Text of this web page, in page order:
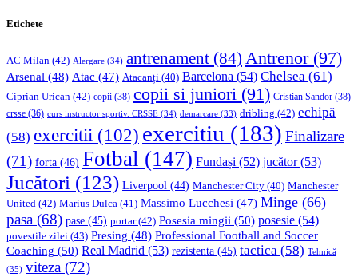
Etichete
AC Milan (42) Alergare (34) antrenament (84) Antrenor(97)
Arsenal (48) Atac (47) Atacanți (40) Barcelona (54) Chelsea (61)
Ciprian Urican (42) copii (38) copii si juniori (91) Cristian Sandor (38)
crsse (36) curs instructor sportiv. CRSSE (34) demarcare (33) dribling (42) echipă
(58) exercitii (102) exercitiu (183) Finalizare
(71) forta (46) Fotbal (147) Fundași (52) jucător(53)
Jucători (123) Liverpool (44) Manchester City (40) Manchester
United (42) Marius Dulca (41) Massimo Lucchesi (47) Minge (66)
pasa (68) pase (45) portar(42) Posesia mingii (50) posesie (54)
povestile zilei (43) Presing (48) Professional Football and Soccer
Coaching (50) Real Madrid (53) rezistenta (45) tactica (58) Tehnică
(35) viteza (72)